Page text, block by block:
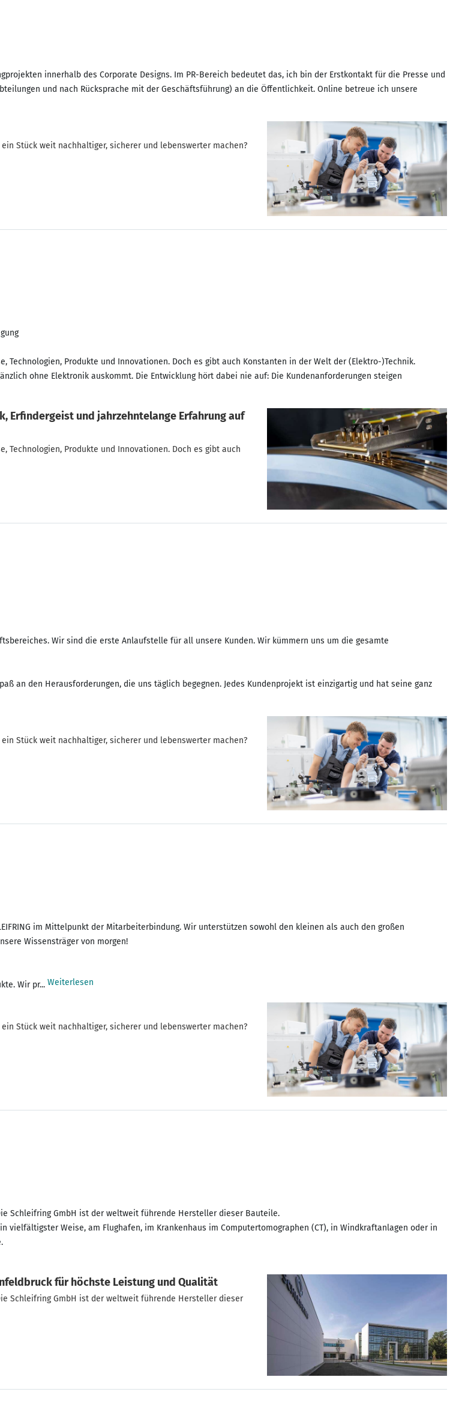
innerhalb des Corporate Designs. Im PR-Bereich bedeutet das, ich bin der Erstkontakt für die Presse und
und nach Rücksprache mit der Geschäftsführung) an die Öffentlichkeit. Online betreue ich unsere
Stück weit nachhaltiger, sicherer und lebenswerter machen?
Technologien, Produkte und Innovationen. Doch es gibt auch Konstanten in der Welt der (Elektro-)Technik.
ohne Elektronik auskommt. Die Entwicklung hört dabei nie auf: Die Kundenanforderungen steigen
Erfindergeist und jahrzehntelange Erfahrung auf
Technologien, Produkte und Innovationen. Doch es gibt auch
Wir sind die erste Anlaufstelle für all unsere Kunden. Wir kümmern uns um die gesamte
an den Herausforderungen, die uns täglich begegnen. Jedes Kundenprojekt ist einzigartig und hat seine ganz
Stück weit nachhaltiger, sicherer und lebenswerter machen?
im Mittelpunkt der Mitarbeiterbindung. Wir unterstützen sowohl den kleinen als auch den großen
Wissensträger von morgen!
Wir pr... Weiterlesen
Stück weit nachhaltiger, sicherer und lebenswerter machen?
Schleifring GmbH ist der weltweit führende Hersteller dieser Bauteile.
vielfältigster Weise, am Flughafen, im Krankenhaus im Computertomographen (CT), in Windkraftanlagen oder in
für höchste Leistung und Qualität
Schleifring GmbH ist der weltweit führende Hersteller dieser